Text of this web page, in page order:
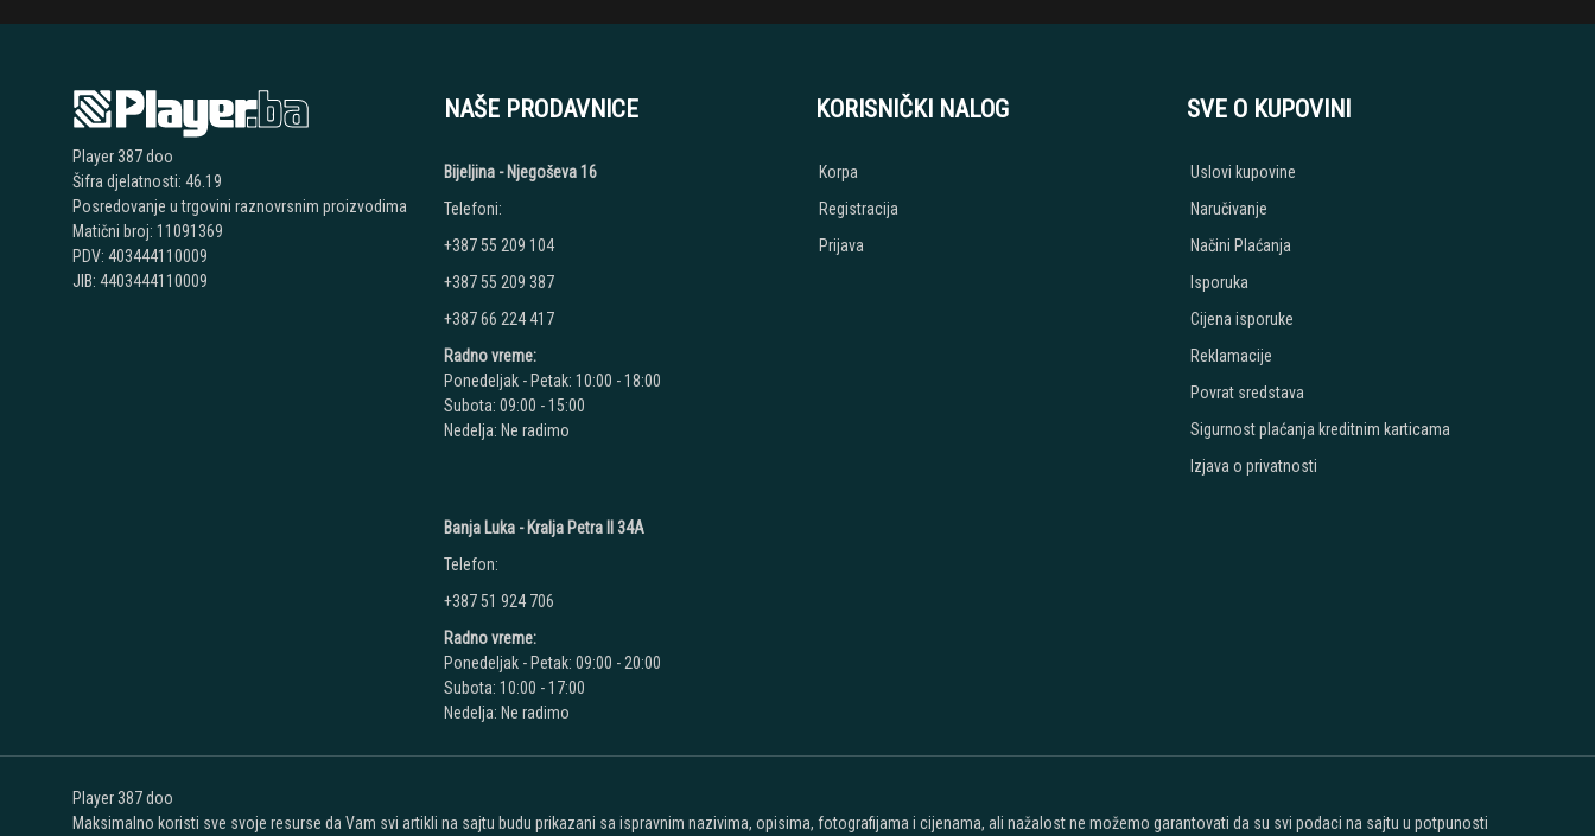
Player 387 doo
Šifra djelatnosti: 46.19
Posredovanje u trgovini raznovrsnim proizvodima
Matični broj: 11091369
PDV: 403444110009
JIB: 4403444110009
NAŠE PRODAVNICE
Bijeljina - Njegoševa 16
Telefoni:
+387 55 209 104
+387 55 209 387
+387 66 224 417
Radno vreme:
Ponedeljak - Petak: 10:00 - 18:00
Subota: 09:00 - 15:00
Nedelja: Ne radimo
Banja Luka - Kralja Petra II 34A
Telefon:
+387 51 924 706
Radno vreme:
Ponedeljak - Petak: 09:00 - 20:00
Subota: 10:00 - 17:00
Nedelja: Ne radimo
KORISNIČKI NALOG
Korpa
Registracija
Prijava
SVE O KUPOVINI
Uslovi kupovine
Naručivanje
Načini Plaćanja
Isporuka
Cijena isporuke
Reklamacije
Povrat sredstava
Sigurnost plaćanja kreditnim karticama
Izjava o privatnosti
Player 387 doo
Maksimalno koristi sve svoje resurse da Vam svi artikli na sajtu budu prikazani sa ispravnim nazivima, opisima, fotografijama i cijenama, ali nažalost ne možemo garantovati da su svi podaci na sajtu u potpunosti